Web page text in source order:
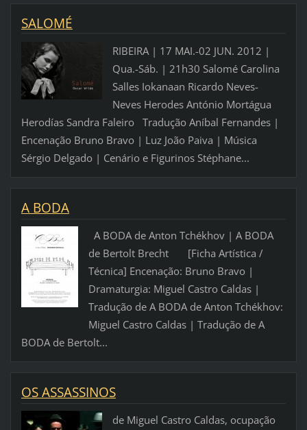
SALOMÉ
RIBEIRA | 17 MAI.-02 JUN. 2012 |
Qua.-Sáb. | 21h30 Salomé Carolina
Salles Iokanaan Ricardo Neves-
Neves Herodes António Mortágua
Herodías Sandra Faleiro Tradução Aníbal Fernandes |
Encenação Bruno Bravo | Luz João Paiva | Música
Sérgio Delgado | Cenário e Figurinos Stéphane...
A BODA
A BODA de Anton Tchékhov | A BODA
de Bertolt Brecht [Ficha Artística /
Técnica] Encenação: Bruno Bravo |
Dramaturgia: Miguel Castro Caldas |
Tradução de A BODA de Anton Tchékhov:
Miguel Castro Caldas | Tradução de A
BODA de Bertolt...
OS ASSASSINOS
de Miguel Castro Caldas, ocupação